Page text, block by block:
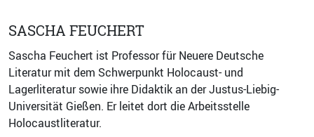
SASCHA FEUCHERT
Sascha Feuchert ist Professor für Neuere Deutsche
Literatur mit dem Schwerpunkt Holocaust- und
Lagerliteratur sowie ihre Didaktik an der Justus-Liebig-
Universität Gießen. Er leitet dort die Arbeitsstelle
Holocaustliteratur.